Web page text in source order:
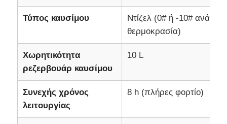
Τύπος καυσίμου
Ντίζελ (0# ή -10#
θερμοκρασία)
Χωρητικότητα
ρεζερβουάρ καυσίμου
10 L
Συνεχής χρόνος
λειτουργίας
8 h (πλήρες φορτίο)